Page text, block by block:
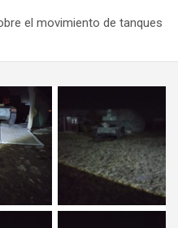
el movimiento de tanques